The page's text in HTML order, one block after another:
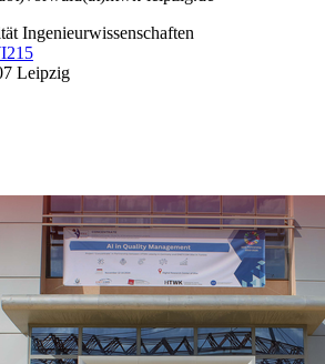
Ingenieurwissenschaften
Leipzig